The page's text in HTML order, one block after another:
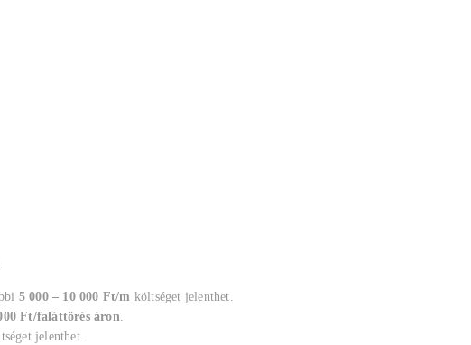
5 000 – 10 000 Ft/m költséget jelenthet.
Ft/faláttörés áron.
jelenthet.